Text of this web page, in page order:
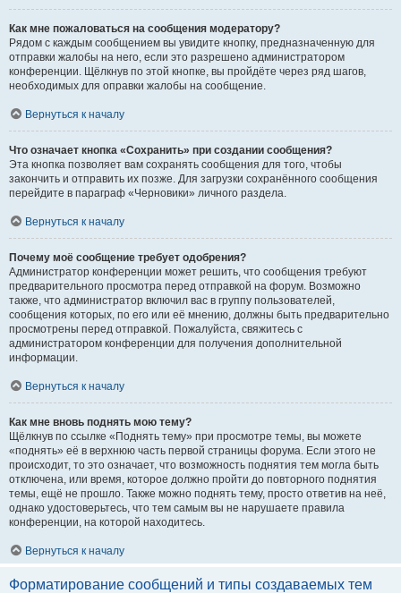
Как мне пожаловаться на сообщения модератору?
Рядом с каждым сообщением вы увидите кнопку, предназначенную для
отправки жалобы на него, если это разрешено администратором
конференции. Щёлкнув по этой кнопке, вы пройдёте через ряд шагов,
необходимых для оправки жалобы на сообщение.
Вернуться к началу
Что означает кнопка «Сохранить» при создании сообщения?
Эта кнопка позволяет вам сохранять сообщения для того, чтобы
закончить и отправить их позже. Для загрузки сохранённого сообщения
перейдите в параграф «Черновики» личного раздела.
Вернуться к началу
Почему моё сообщение требует одобрения?
Администратор конференции может решить, что сообщения требуют
предварительного просмотра перед отправкой на форум. Возможно
также, что администратор включил вас в группу пользователей,
сообщения которых, по его или её мнению, должны быть предварительно
просмотрены перед отправкой. Пожалуйста, свяжитесь с
администратором конференции для получения дополнительной
информации.
Вернуться к началу
Как мне вновь поднять мою тему?
Щёлкнув по ссылке «Поднять тему» при просмотре темы, вы можете
«поднять» её в верхнюю часть первой страницы форума. Если этого не
происходит, то это означает, что возможность поднятия тем могла быть
отключена, или время, которое должно пройти до повторного поднятия
темы, ещё не прошло. Также можно поднять тему, просто ответив на неё,
однако удостоверьтесь, что тем самым вы не нарушаете правила
конференции, на которой находитесь.
Вернуться к началу
Форматирование сообщений и типы создаваемых тем